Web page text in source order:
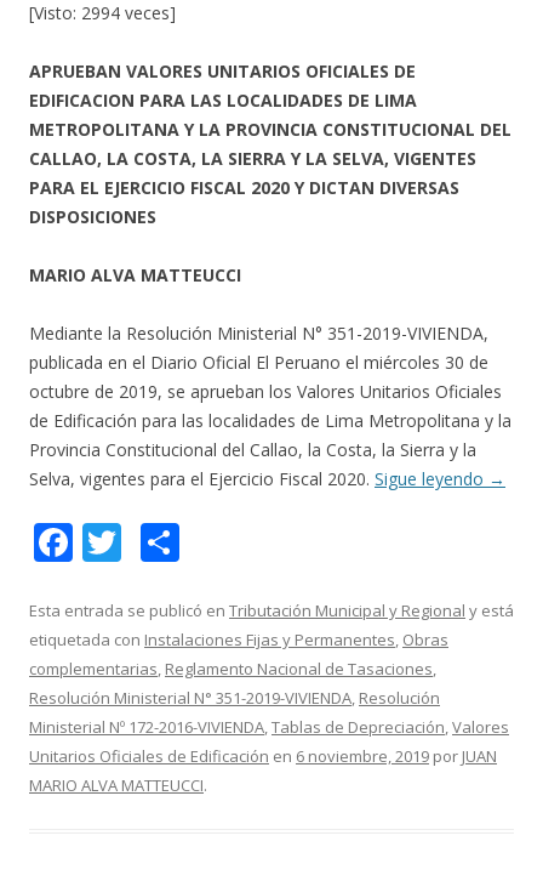
[Visto: 2994 veces]
APRUEBAN VALORES UNITARIOS OFICIALES DE
EDIFICACION PARA LAS LOCALIDADES DE LIMA
METROPOLITANA Y LA PROVINCIA CONSTITUCIONAL DEL
CALLAO, LA COSTA, LA SIERRA Y LA SELVA, VIGENTES
PARA EL EJERCICIO FISCAL 2020 Y DICTAN DIVERSAS
DISPOSICIONES
MARIO ALVA MATTEUCCI
Mediante la Resolución Ministerial N° 351-2019-VIVIENDA,
publicada en el Diario Oficial El Peruano el miércoles 30 de
octubre de 2019, se aprueban los Valores Unitarios Oficiales
de Edificación para las localidades de Lima Metropolitana y la
Provincia Constitucional del Callao, la Costa, la Sierra y la
Selva, vigentes para el Ejercicio Fiscal 2020. Sigue leyendo →
F
e
b
o
o
k
T
itt
er
m
p
ar
ti
r
Esta entrada se publicó en Tributación Municipal y Regional y está
etiquetada con Instalaciones Fijas y Permanentes, Obras
complementarias, Reglamento Nacional de Tasaciones,
Resolución Ministerial N° 351-2019-VIVIENDA, Resolución
Ministerial Nº 172-2016-VIVIENDA,Tablas de Depreciación,Valores
Unitarios Oficiales de Edificación en 6 noviembre, 2019 por JUAN
MARIO ALVA MATTEUCCI.